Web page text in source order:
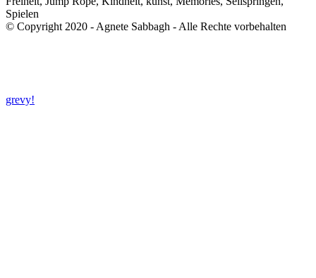
Spielen
© Copyright 2020 - Agnete Sabbagh - Alle Rechte vorbehalten
grevy!